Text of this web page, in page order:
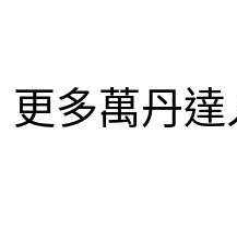
更多萬丹